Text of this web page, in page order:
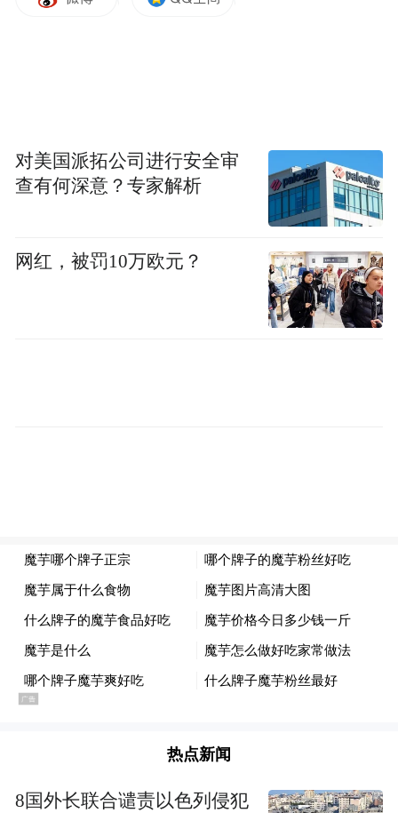
开平作为著名侨乡，每年春节都会有大批有
着家乡情结的港澳同胞、海外侨胞返乡团
圆。今年春节，乘着政策利好，楼市让利的
东风，不少返乡过节的侨胞也纷纷前往看房
和选购。据统计，春节假期商品房认购成交
中，港澳同胞返乡购房占比约两成。
车金玲：“在春节期间售楼现场比较火爆，我
们接待了过千组的客户，每天平均有两百多
楼市销售“热辣滚烫”，政府支持政策同样功
不可没。今年以来，开平市持续落地稳地产
对美国派拓公司进行安全审
查有何深意？专家解析
网红，被罚10万欧元？
热点新闻
8国外长联合谴责以色列侵犯